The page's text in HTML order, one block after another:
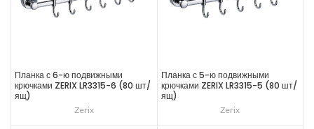
Планка с 6-ю подвижными
крючками ZERIX LR3315-6 (80 шт/
ящ)
Zerix
Планка с 5-ю подвижными
крючками ZERIX LR3315-5 (80 шт/
ящ)
Zerix